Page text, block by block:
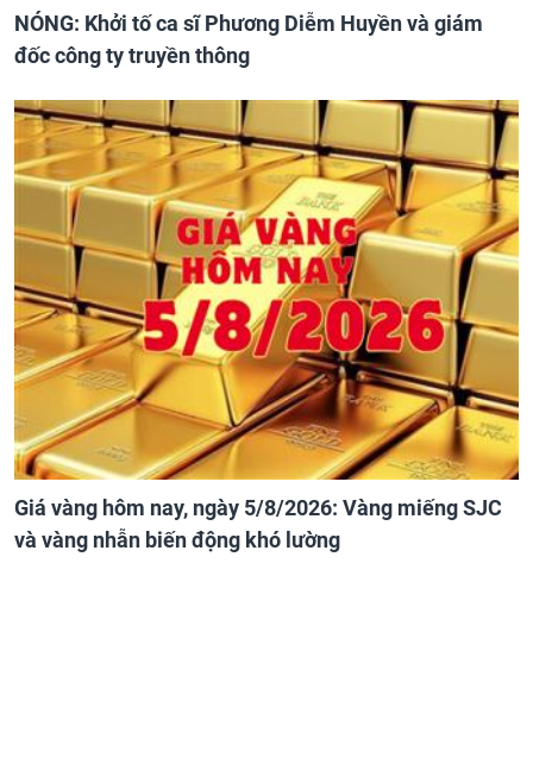
NÓNG: Khởi tố ca sĩ Phương Diễm Huyền và giám
đốc công ty truyền thông
Giá vàng hôm nay, ngày 5/8/2026: Vàng miếng SJC
và vàng nhẫn biến động khó lường